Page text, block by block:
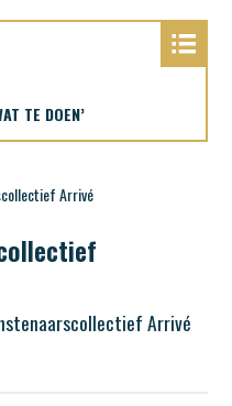
TE DOEN’
Arrivé
Arrivé